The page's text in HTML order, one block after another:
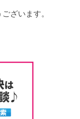
ざいます。